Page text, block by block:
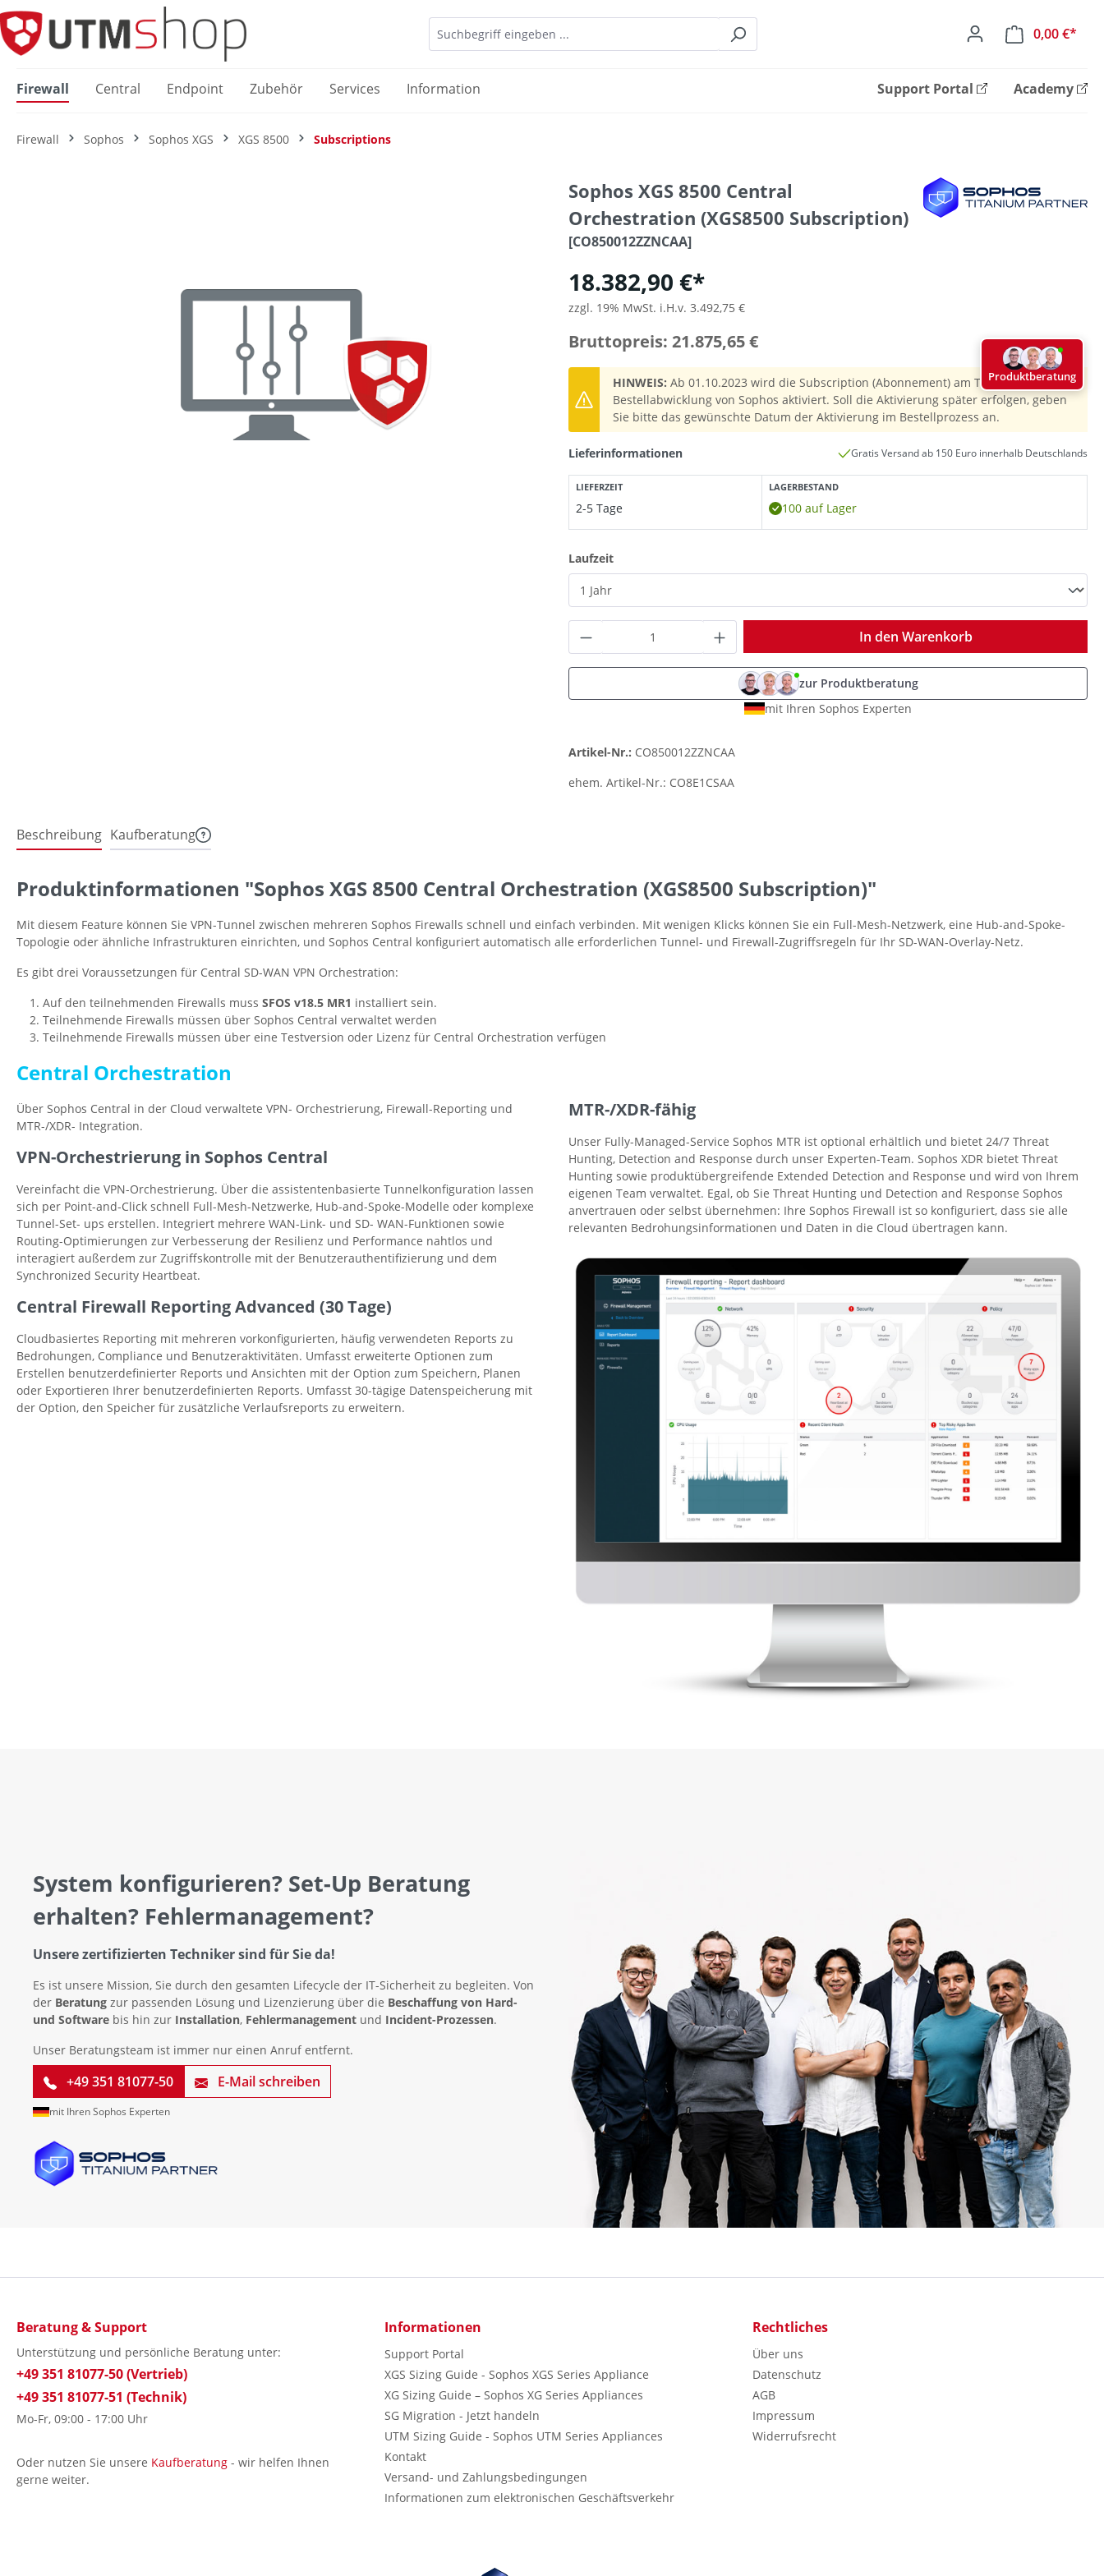
Zur Hauptnavigation springen
0,00 €*
Firewall Central Endpoint Zubehör Services Information Support Portal Academy
Firewall Sophos Sophos XGS XGS 8500 Subscriptions
Sophos XGS 8500 Central
Orchestration (XGS8500 Subscription)
[CO850012ZZNCAA]
18.382,90 €*
zzgl. 19% MwSt. i.H.v. 3.492,75 €
Bruttopreis: 21.875,65 €
HINWEIS: Ab 01.10.2023 wird die Subscription (Abonnement) am Tag der
Bestellabwicklung von Sophos aktiviert. Soll die Aktivierung später erfolgen, geben
Sie bitte das gewünschte Datum der Aktivierung im Bestellprozess an.
Lieferinformationen Gratis Versand ab 150 Euro innerhalb Deutschlands
LIEFERZEIT
2-5 Tage
LAGERBESTAND
100 auf Lager
Laufzeitauswählen
Produkt Anzahl: Gib den gewünschten Wert ein oder
In den Warenkorb
zur Produktberatung
mit Ihren Sophos Experten
Artikel-Nr.: CO850012ZZNCAA
ehem. Artikel-Nr.: CO8E1CSAA
Beschreibung Kaufberatung
Produktinformationen "Sophos XGS 8500 Central Orchestration (XGS8500 Subscription)"
Mit diesem Feature können Sie VPN-Tunnel zwischen mehreren Sophos Firewalls schnell und einfach verbinden. Mit wenigen Klicks können Sie ein Full-Mesh-Netzwerk, eine Hub-and-Spoke-
Topologie oder ähnliche Infrastrukturen einrichten, und Sophos Central konfiguriert automatisch alle erforderlichen Tunnel- und Firewall-Zugriffsregeln für Ihr SD-WAN-Overlay-Netz.
Es gibt drei Voraussetzungen für Central SD-WAN VPN Orchestration:
Auf den teilnehmenden Firewalls muss SFOS v18.5 MR1 installiert sein.
Teilnehmende Firewalls müssen über Sophos Central verwaltet werden
Teilnehmende Firewalls müssen über eine Testversion oder Lizenz für Central Orchestration verfügen
Central Orchestration
Über Sophos Central in der Cloud verwaltete VPN- Orchestrierung, Firewall-Reporting und
MTR-/XDR- Integration.
VPN-Orchestrierung in Sophos Central
Vereinfacht die VPN-Orchestrierung. Über die assistentenbasierte Tunnelkonfiguration lassen
sich per Point-and-Click schnell Full-Mesh-Netzwerke, Hub-and-Spoke-Modelle oder komplexe
Tunnel-Set- ups erstellen. Integriert mehrere WAN-Link- und SD- WAN-Funktionen sowie
Routing-Optimierungen zur Verbesserung der Resilienz und Performance nahtlos und
interagiert außerdem zur Zugriffskontrolle mit der Benutzerauthentifizierung und dem
Synchronized Security Heartbeat.
Central Firewall Reporting Advanced (30 Tage)
Cloudbasiertes Reporting mit mehreren vorkonfigurierten, häufig verwendeten Reports zu
Bedrohungen, Compliance und Benutzeraktivitäten. Umfasst erweiterte Optionen zum
Erstellen benutzerdefinierter Reports und Ansichten mit der Option zum Speichern, Planen
oder Exportieren Ihrer benutzerdefinierten Reports. Umfasst 30-tägige Datenspeicherung mit
der Option, den Speicher für zusätzliche Verlaufsreports zu erweitern.
MTR-/XDR-fähig
Unser Fully-Managed-Service Sophos MTR ist optional erhältlich und bietet 24/7 Threat
Hunting, Detection and Response durch unser Experten-Team. Sophos XDR bietet Threat
Hunting sowie produktübergreifende Extended Detection and Response und wird von Ihrem
eigenen Team verwaltet. Egal, ob Sie Threat Hunting und Detection and Response Sophos
anvertrauen oder selbst übernehmen: Ihre Sophos Firewall ist so konfiguriert, dass sie alle
relevanten Bedrohungsinformationen und Daten in die Cloud übertragen kann.
System konfigurieren? Set-Up Beratung
erhalten? Fehlermanagement?
Unsere zertifizierten Techniker sind für Sie da!
Es ist unsere Mission, Sie durch den gesamten Lifecycle der IT-Sicherheit zu begleiten. Von
der Beratung zur passenden Lösung und Lizenzierung über die Beschaffung von Hard-
und Software bis hin zur Installation, Fehlermanagement und Incident-Prozessen.
Unser Beratungsteam ist immer nur einen Anruf entfernt.
+49 351 81077-50 E-Mail schreiben
mit Ihren Sophos Experten
Beratung & Support
Unterstützung und persönliche Beratung unter:
+49 351 81077-50 (Vertrieb)
+49 351 81077-51 (Technik)
Mo-Fr, 09:00 - 17:00 Uhr
Oder nutzen Sie unsere Kaufberatung - wir helfen Ihnen
gerne weiter.
Informationen
Support Portal
XGS Sizing Guide - Sophos XGS Series Appliance
XG Sizing Guide – Sophos XG Series Appliances
SG Migration - Jetzt handeln
UTM Sizing Guide - Sophos UTM Series Appliances
Kontakt
Versand- und Zahlungsbedingungen
Informationen zum elektronischen Geschäftsverkehr
Rechtliches
Über uns
Datenschutz
AGB
Impressum
Widerrufsrecht
Produktberatung